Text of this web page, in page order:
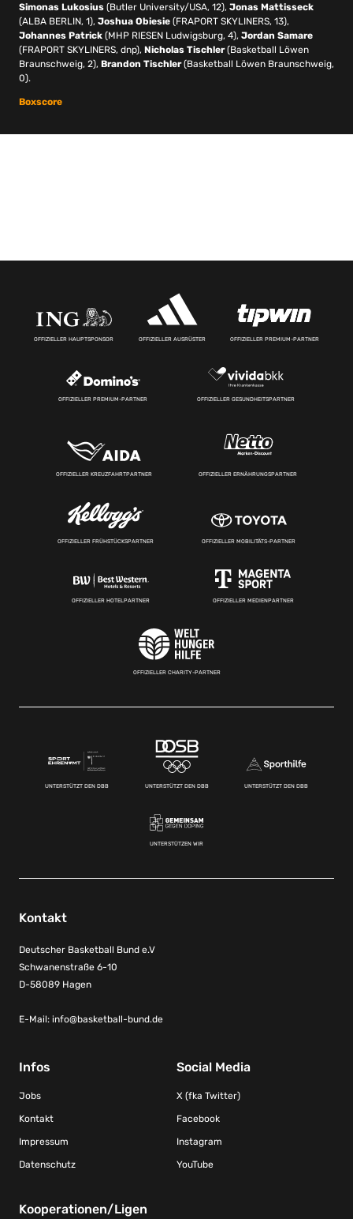
Simonas Lukosius (Butler University/USA, 12), Jonas Mattisseck
(ALBA BERLIN, 1), Joshua Obiesie (FRAPORT SKYLINERS, 13),
Johannes Patrick (MHP RIESEN Ludwigsburg, 4), Jordan Samare
(FRAPORT SKYLINERS, dnp), Nicholas Tischler(Basketball Löwen
Braunschweig, 2), Brandon Tischler(Basketball Löwen Braunschweig,
0).
Boxscore
OFFIZIELLER HAUPTSPONSOR OFFIZIELLER AUSRÜSTER OFFIZIELLER PREMIUM-PARTNER
OFFIZIELLER PREMIUM-PARTNER OFFIZIELLER GESUNDHEITSPARTNER
OFFIZIELLER KREUZFAHRTPARTNER OFFIZIELLER ERNÄHRUNGSPARTNER
OFFIZIELLER FRÜHSTÜCKSPARTNER OFFIZIELLER MOBILITÄTS-PARTNER
OFFIZIELLER HOTELPARTNER OFFIZIELLER MEDIENPARTNER
OFFIZIELLER CHARITY-PARTNER
UNTERSTÜTZT DEN DBB UNTERSTÜTZT DEN DBB UNTERSTÜTZT DEN DBB
UNTERSTÜTZEN WIR
Kontakt
Deutscher Basketball Bund e.V
Schwanenstraße 6-10
D-58089 Hagen
E-Mail: info@basketball-bund.de
Infos
Jobs
Kontakt
Impressum
Datenschutz
Social Media
X (fka Twitter)
Facebook
Instagram
YouTube
Kooperationen/Ligen